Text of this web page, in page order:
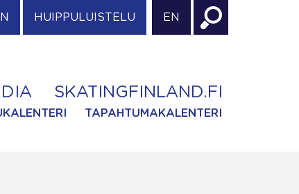
HUIPPULUISTELU EN
SKATINGFINLAND.FI
TAPAHTUMAKALENTERI